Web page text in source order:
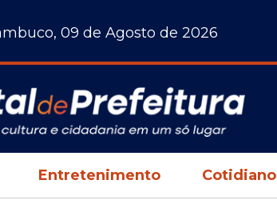
09 de Agosto de 2026
Entretenimento Cotidiano